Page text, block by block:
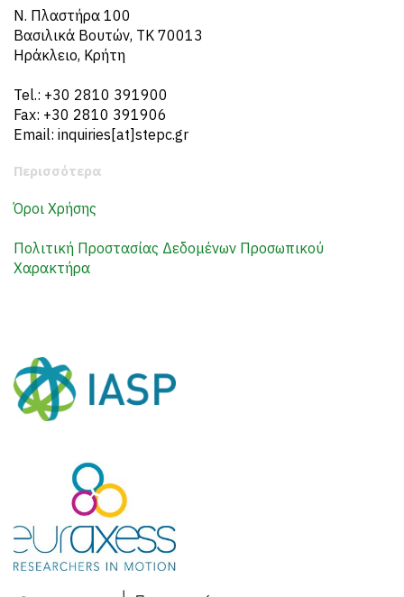
N. Πλαστήρα 100
Βασιλικά Βουτών, ΤΚ 70013
Ηράκλειο, Κρήτη
Tel.: +30 2810 391900
Fax: +30 2810 391906
Email: inquiries[at]stepc.gr
Περισσότερα
Όροι Χρήσης
Πολιτική Προστασίας Δεδομένων Προσωπικού
Χαρακτήρα